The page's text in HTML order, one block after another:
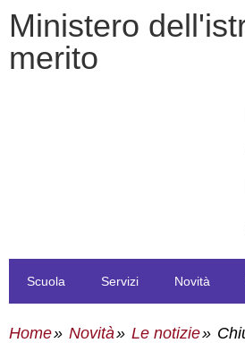
ministero dell'istruzione e del
merito
Scuola Servizi Novità
Home Novità Le notizie